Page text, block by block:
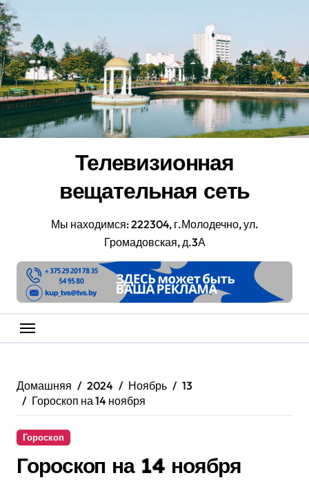
Перейти
к
содержанию
Телевизионная
вещательная сеть
Мы находимся: 222304, г.Молодечно, ул.
Громадовская, д.3А
Домашняя 2024 Ноябрь
13
Гороскоп на 14 ноября
Гороскоп
Гороскоп на 14 ноября